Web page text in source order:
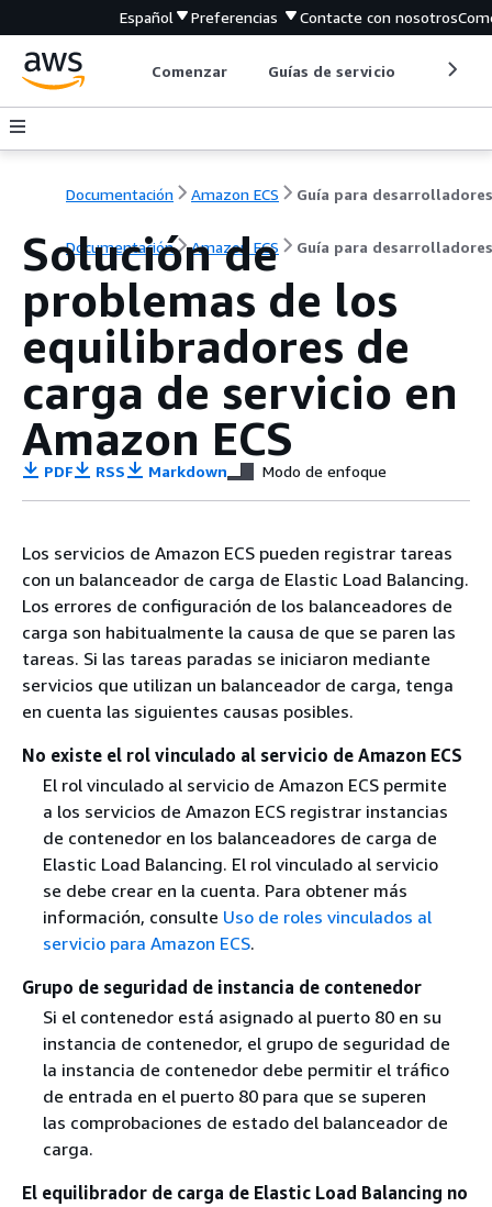
Español Preferencias Contacte con nosotros
Comenzar Guías de servicio
Documentación Amazon ECS Guía para desarrolladores
Documentación Amazon ECS Guía para desarrolladores
Solución de
problemas de los
equilibradores de
carga de servicio en
Amazon ECS
PDF RSS Markdown Modo de enfoque
Los servicios de Amazon ECS pueden registrar tareas
con un balanceador de carga de Elastic Load Balancing.
Los errores de configuración de los balanceadores de
carga son habitualmente la causa de que se paren las
tareas. Si las tareas paradas se iniciaron mediante
servicios que utilizan un balanceador de carga, tenga
en cuenta las siguientes causas posibles.
No existe el rol vinculado al servicio de Amazon ECS
El rol vinculado al servicio de Amazon ECS permite
a los servicios de Amazon ECS registrar instancias
de contenedor en los balanceadores de carga de
Elastic Load Balancing. El rol vinculado al servicio
se debe crear en la cuenta. Para obtener más
información, consulte Uso de roles vinculados al
servicio para Amazon ECS.
Grupo de seguridad de instancia de contenedor
Si el contenedor está asignado al puerto 80 en su
instancia de contenedor, el grupo de seguridad de
la instancia de contenedor debe permitir el tráfico
de entrada en el puerto 80 para que se superen
las comprobaciones de estado del balanceador de
carga.
El equilibrador de carga de Elastic Load Balancing no